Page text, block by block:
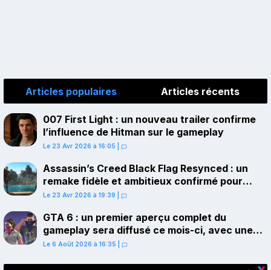
Articles populaires Articles récents
007 First Light : un nouveau trailer confirme
l’influence de Hitman sur le gameplay
Le 23 Avr 2026 à 16:05
Assassin’s Creed Black Flag Resynced : un
remake fidèle et ambitieux confirmé pour
juillet sur PS5
Le 23 Avr 2026 à 19:39
GTA 6 : un premier aperçu complet du
gameplay sera diffusé ce mois-ci, avec une
avant-première sur Netflix
Le 6 Août 2026 à 16:35